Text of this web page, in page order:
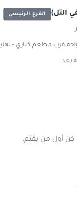
التل) الفرع الرئيسي
قرب مطعم كناري -
بعد.
كن أول من يقيّم.